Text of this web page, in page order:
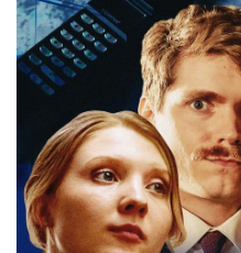
Новости
Подборки
Рецензии
О нас
Авторы